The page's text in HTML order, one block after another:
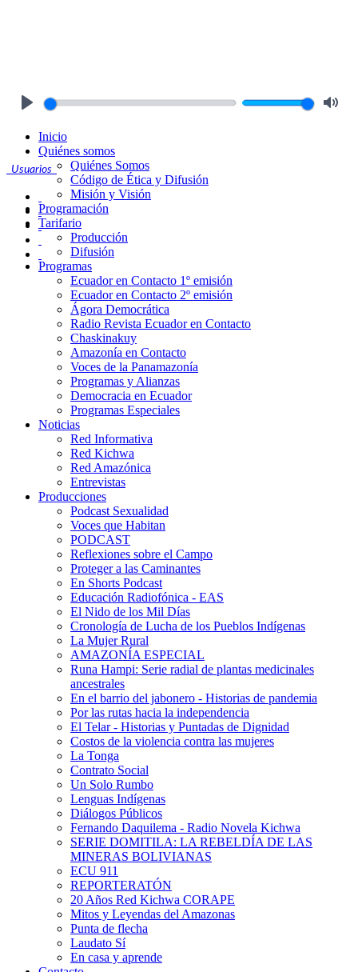
Usuarios
Inicio
Quiénes somos
Quiénes Somos
Código de Ética y Difusión
Misión y Visión
Programación
Tarifario
Producción
Difusión
Programas
Ecuador en Contacto 1º emisión
Ecuador en Contacto 2º emisión
Ágora Democrática
Radio Revista Ecuador en Contacto
Chaskinakuy
Amazonía en Contacto
Voces de la Panamazonía
Programas y Alianzas
Democracia en Ecuador
Programas Especiales
Noticias
Red Informativa
Red Kichwa
Red Amazónica
Entrevistas
Producciones
Podcast Sexualidad
Voces que Habitan
PODCAST
Reflexiones sobre el Campo
Proteger a las Caminantes
En Shorts Podcast
Educación Radiofónica - EAS
El Nido de los Mil Días
Cronología de Lucha de los Pueblos Indígenas
La Mujer Rural
AMAZONÍA ESPECIAL
Runa Hampi: Serie radial de plantas medicinales
ancestrales
En el barrio del jabonero - Historias de pandemia
Por las rutas hacia la independencia
El Telar - Historias y Puntadas de Dignidad
Costos de la violencia contra las mujeres
La Tonga
Contrato Social
Un Solo Rumbo
Lenguas Indígenas
Diálogos Públicos
Fernando Daquilema - Radio Novela Kichwa
SERIE DOMITILA: LA REBELDÍA DE LAS
MINERAS BOLIVIANAS
ECU 911
REPORTERATÓN
20 Años Red Kichwa CORAPE
Mitos y Leyendas del Amazonas
Punta de flecha
Laudato Sí
En casa y aprende